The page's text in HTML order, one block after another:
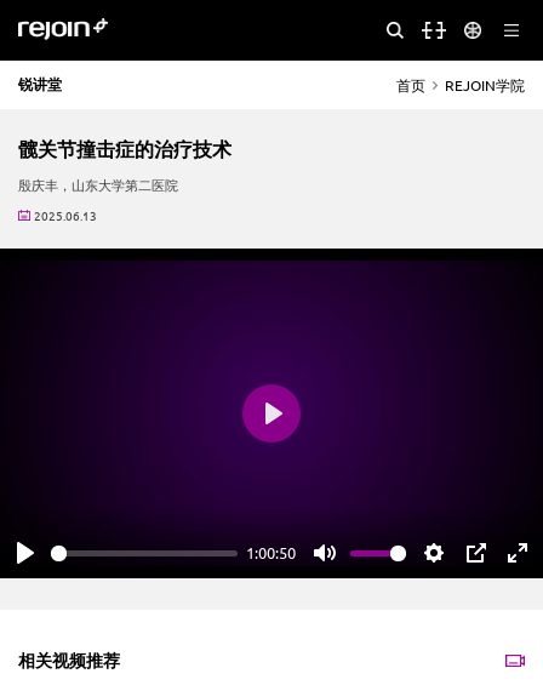
锐讲堂 首页 REJOIN学院
髋关节撞击症的治疗技术
殷庆丰，山东大学第二医院
2025.06.13
Play
1:00:50
Mute Settings
PIP
Play
相关视频推荐